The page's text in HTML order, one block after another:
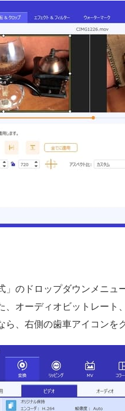
」のドロップダウンメニュ
、オーディオビットレー
、右側の歯車アイコンを